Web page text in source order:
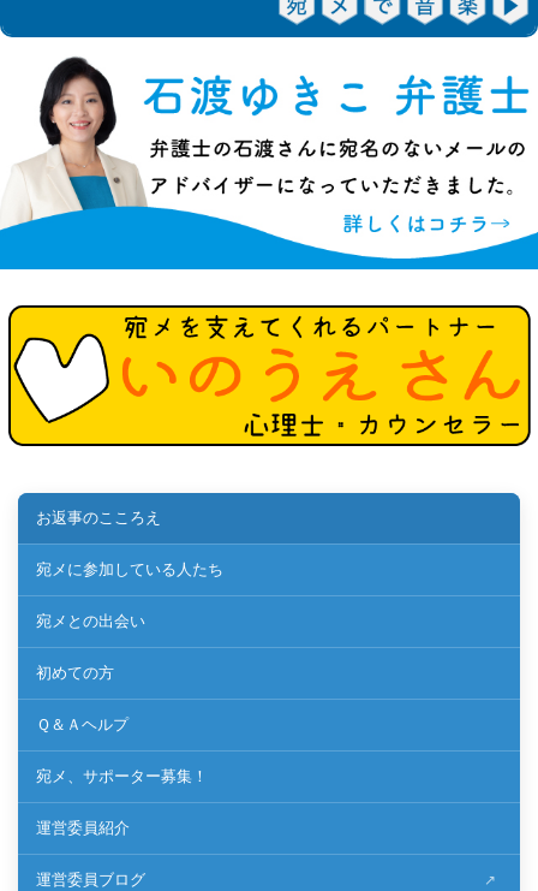
お返事のこころえ
宛メに参加している人たち
宛メとの出会い
初めての方
Ｑ＆Ａヘルプ
宛メ、サポーター募集！
運営委員紹介
運営委員ブログ